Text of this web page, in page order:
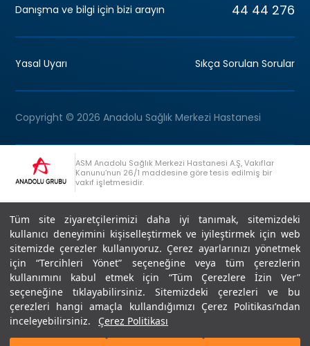
Tüm site ziyaretçilerimizi daha iyi tanımak, sitemizdeki
kullanıcı deneyimini kişiselleştirmek ve iyileştirmek için web
sitemizde çerezler kullanıyoruz. Çerez ayarlarınızı yönetmek
için “Tercihleri Yönet” seçeneğine veya tüm çerezlerin
kullanımını kabul etmek için “Tüm Çerezlere İzin Ver”
seçeneğine tıklayabilirsiniz. Sitemizdeki çerezleri ve bu
çerezleri hangi amaçla kullandığımızı Çerez Politikası’ndan
inceleyebilirsiniz.
Çerez Politikası
Danışma ve bilgi için bizi arayın 44 44 276
Yasal Uyarı Sıkça Sorulan Sorular
Copyright © 2026 Anadolu Sağlık Merkezi Hastanesi
ASM Anadolu Sağlık Merkezi Hastanesi A.Ş, Vakıflar
Kanunu’nun 26/1 maddesine göre tesis edilmiş bir
vakıf işletmesidir.
Anadolu Grubu Danışma Hattı +90 (262) 678 54 00
Son Güncellenme: 07.07.2026
Editör : Didem Akçay Göktepe | 44 44 276